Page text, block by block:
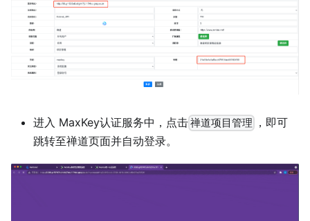
进入 MaxKey认证服务中，点击禅道项目管理
，即可
跳转至禅道页面并自动登录。